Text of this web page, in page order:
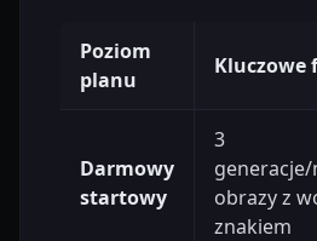
Poziom
planu
Kluczowe
Darmowy
startowy
3
generacje/
obrazy z
znakiem